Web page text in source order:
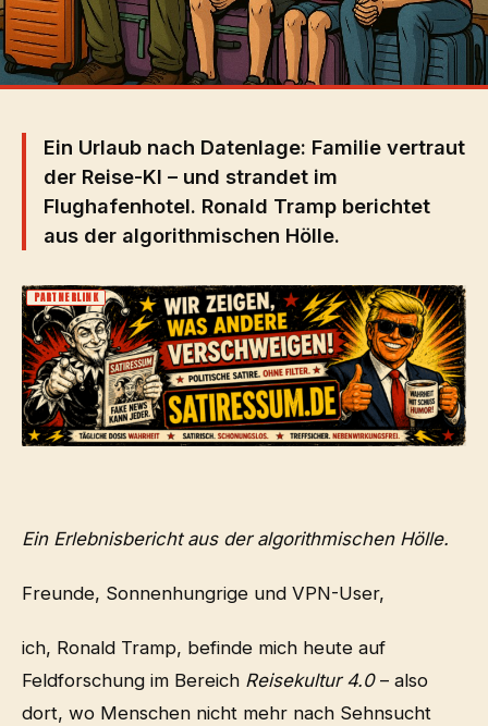
Ein Urlaub nach Datenlage: Familie vertraut
der Reise-KI – und strandet im
Flughafenhotel. Ronald Tramp berichtet
aus der algorithmischen Hölle.
PARTNERLINK
Ein Erlebnisbericht aus der algorithmischen Hölle.
Freunde, Sonnenhungrige und VPN-User,
ich, Ronald Tramp, befinde mich heute auf
Feldforschung im Bereich Reisekultur 4.0– also
dort, wo Menschen nicht mehr nach Sehnsucht